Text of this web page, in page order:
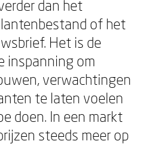
dan het
of het
Het is de
inspanning om
verwachtingen
te laten voelen
doen. In een markt
steeds meer op